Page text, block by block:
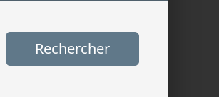
Rechercher